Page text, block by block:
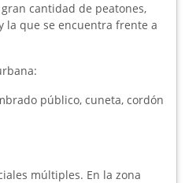
cantidad de peatones,
la que se encuentra frente a
público, cuneta, cordón
múltiples. En la zona